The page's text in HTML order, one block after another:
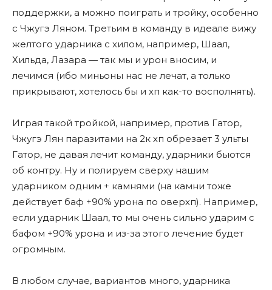
поддержки, а можно поиграть и тройку, особенно
с Чжугэ Ляном. Третьим в команду в идеале вижу
желтого ударника с хилом, например, Шаал,
Хильда, Лазара — так мы и урон вносим, и
лечимся (ибо миньоны нас не лечат, а только
прикрывают, хотелось бы и хп как-то восполнять).
Играя такой тройкой, например, против Гатор,
Чжугэ Лян паразитами на 2к хп обрезает 3 ульты
Гатор, не давая лечит команду, ударники бьются
об контру. Ну и полируем сверху нашим
ударником одним + камнями (на камни тоже
действует баф +90% урона по оверхп). Например,
если ударник Шаал, то мы очень сильно ударим с
бафом +90% урона и из-за этого лечение будет
огромным.
В любом случае, вариантов много, ударника